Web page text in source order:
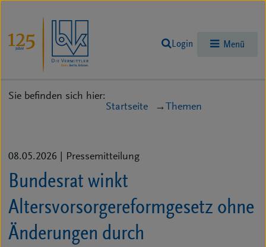
Login Menü
Sie befinden sich hier:
Startseite
Themen
08.05.2026 | Pressemitteilung
Bundesrat winkt
Altersvorsorgereformgesetz ohne
Änderungen durch